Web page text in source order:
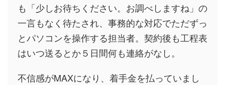
も「少しお待ちください。お調べしますね」の
一言もなく待たされ、事務的な対応でただずっ
とパソコンを操作する担当者。契約後も工程表
はいつ送るとか５日間何も連絡がなし。
不信感がMAXになり、着手金を払っていまし